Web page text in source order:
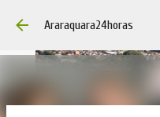
Pular para o
Araraquara24horas